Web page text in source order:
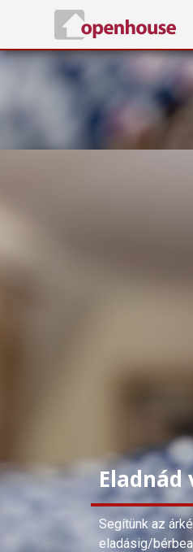
Segítünk az
eladásig/